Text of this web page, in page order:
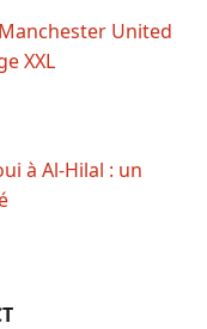
United
XXL
à Al-Hilal : un